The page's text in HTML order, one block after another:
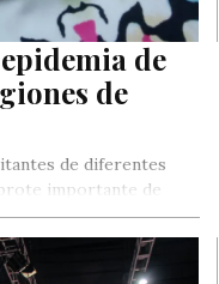
de
de
de diferentes
importante de